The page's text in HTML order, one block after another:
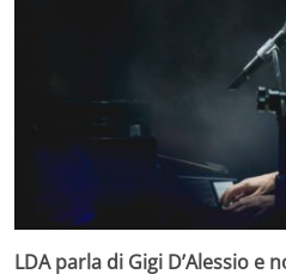
LDA parla di Gigi D’Alessio e